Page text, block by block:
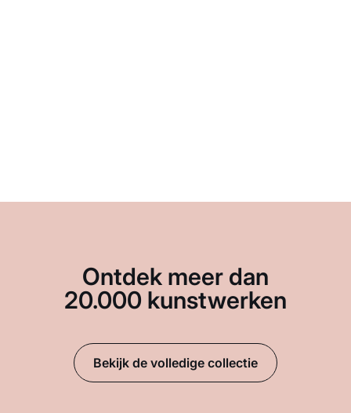
Ontdek meer dan
20.000 kunstwerken
Bekijk de volledige collectie